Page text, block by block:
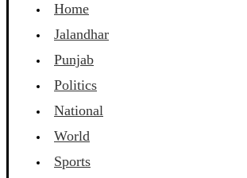
Home
Jalandhar
Punjab
Politics
National
World
Sports